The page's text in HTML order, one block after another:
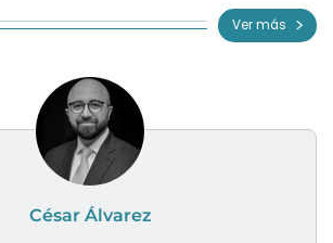
Ver más
César Álvarez